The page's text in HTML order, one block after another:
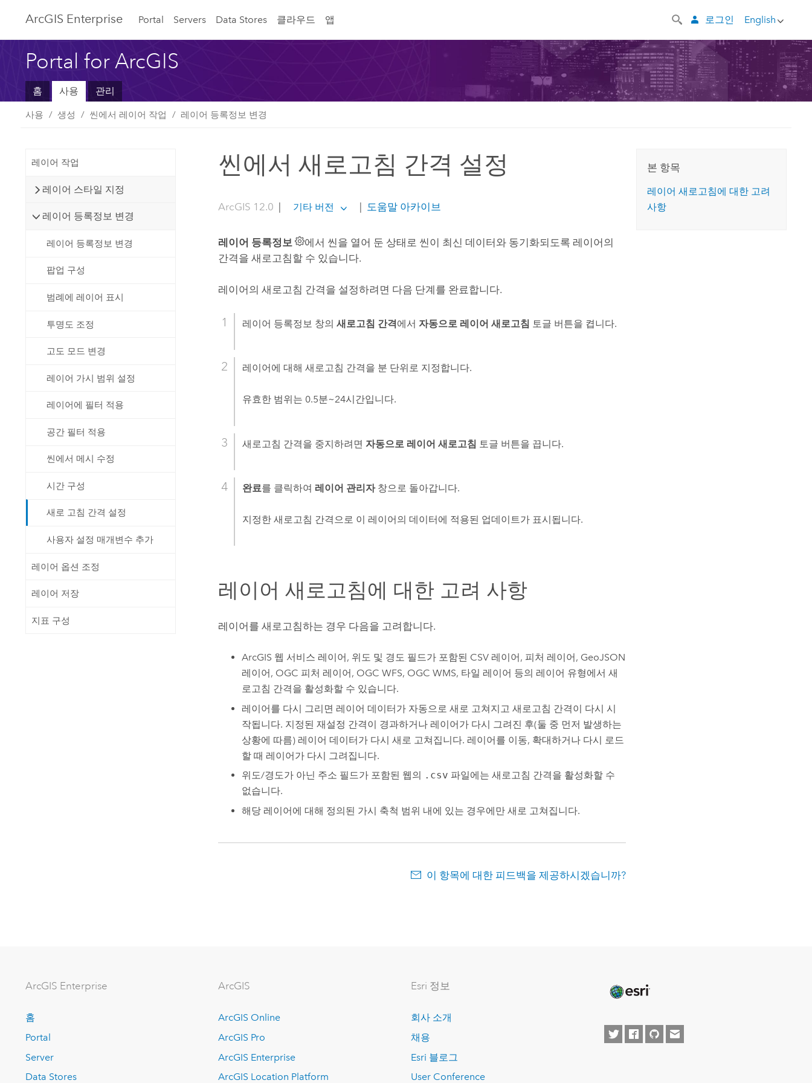
ArcGIS Enterprise Portal Servers Data Stores 클라우드 앱 English
로그인
Portal for ArcGIS
홈 사용 관리
사용 생성 씬에서 레이어 작업 레이어 등록정보 변경
레이어 작업
레이어 스타일 지정
레이어 등록정보 변경
레이어 등록정보 변경
팝업 구성
범례에 레이어 표시
투명도 조정
고도 모드 변경
레이어 가시 범위 설정
레이어에 필터 적용
공간 필터 적용
씬에서 메시 수정
시간 구성
새로 고침 간격 설정
사용자 설정 매개변수 추가
레이어 옵션 조정
레이어 저장
지표 구성
씬에서 새로고침 간격 설정
ArcGIS 12.0 | 기타 버전 | 도움말 아카이브
레이어 등록정보
에서 씬을 열어 둔 상태로 씬이 최신 데이터와 동기화되도록 레이어의
간격을 새로고침할 수 있습니다.
레이어의 새로고침 간격을 설정하려면 다음 단계를 완료합니다.
레이어 등록정보 창의새로고침 간격에서자동으로 레이어 새로고침 토글 버튼을 켭니다.
레이어에 대해 새로고침 간격을 분 단위로 지정합니다.
유효한 범위는 0.5분~24시간입니다.
새로고침 간격을 중지하려면자동으로 레이어 새로고침 토글 버튼을 끕니다.
완료를 클릭하여 레이어 관리자창으로 돌아갑니다.
지정한 새로고침 간격으로 이 레이어의 데이터에 적용된 업데이트가 표시됩니다.
레이어 새로고침에 대한 고려 사항
레이어를 새로고침하는 경우 다음을 고려합니다.
ArcGIS 웹 서비스 레이어, 위도 및 경도 필드가 포함된 CSV 레이어, 피처 레이어, GeoJSON
레이어, OGC 피처 레이어, OGC WFS, OGC WMS, 타일 레이어 등의 레이어 유형에서 새
로고침 간격을 활성화할 수 있습니다.
레이어를 다시 그리면 레이어 데이터가 자동으로 새로 고쳐지고 새로고침 간격이 다시 시
작됩니다. 지정된 재설정 간격이 경과하거나 레이어가 다시 그려진 후(둘 중 먼저 발생하는
상황에 따름) 레이어 데이터가 다시 새로 고쳐집니다. 레이어를 이동, 확대하거나 다시 로드
할 때 레이어가 다시 그려집니다.
위도/경도가 아닌 주소 필드가 포함된 웹의 .csv 파일에는 새로고침 간격을 활성화할 수
없습니다.
해당 레이어에 대해 정의된 가시 축척 범위 내에 있는 경우에만 새로 고쳐집니다.
이 항목에 대한 피드백을 제공하시겠습니까?
본 항목
레이어 새로고침에 대한 고려
사항
ArcGIS Enterprise
홈
Portal
Server
Data Stores
ArcGIS
ArcGIS Online
ArcGIS Pro
ArcGIS Enterprise
ArcGIS Location Platform
Esri 정보
회사 소개
채용
Esri 블로그
User Conference